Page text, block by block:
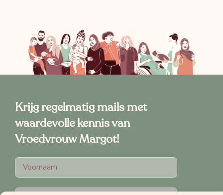
Krijg regelmatig mails met
waardevolle kennis van
Vroedvrouw Margot!